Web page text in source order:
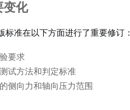
变化
标准在以下方面进行了重要修订：
要求
试方法和判定标准
侧向力和轴向压力范围